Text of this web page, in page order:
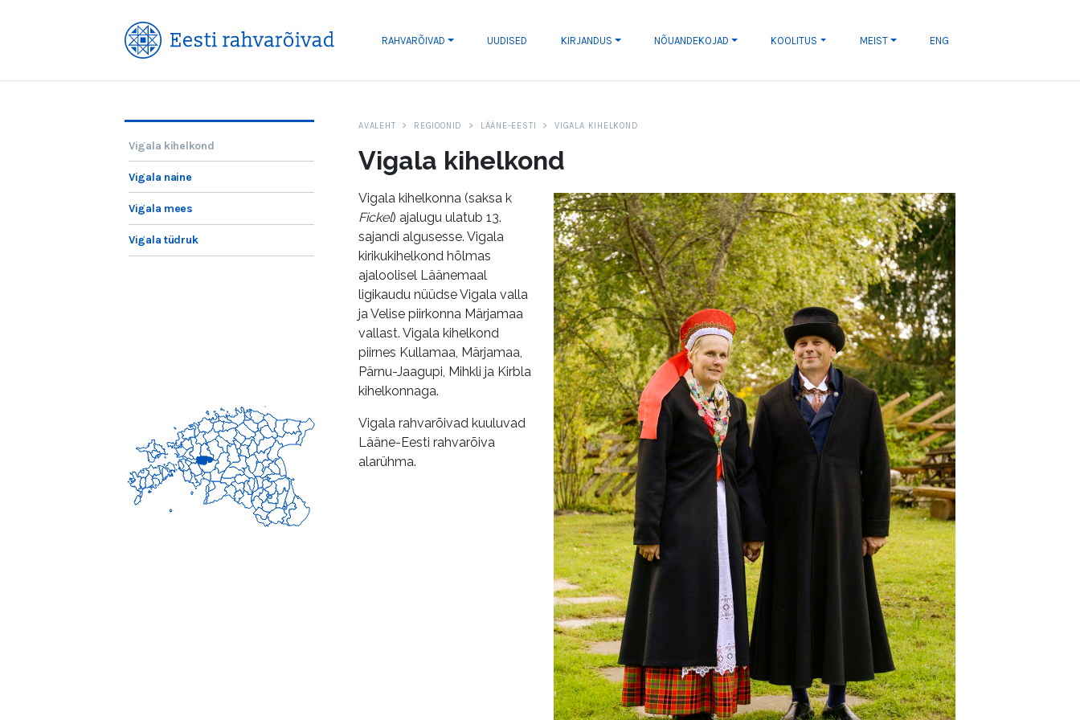
RAHVARÕIVAD UUDISED KIRJANDUS NÕUANDEKOJAD KOOLITUS MEIST ENG
Vigala kihelkond
Vigala naine
Vigala mees
Vigala tüdruk
AVALEHT REGIOONID LÄÄNE-EESTI VIGALA KIHELKOND
Vigala kihelkond
Vigala kihelkonna (saksa k
Fickel) ajalugu ulatub 13.
sajandi algusesse. Vigala
kirikukihelkond hõlmas
ajaloolisel Läänemaal
ligikaudu nüüdse Vigala valla
ja Velise piirkonna Märjamaa
vallast. Vigala kihelkond
piirnes Kullamaa, Märjamaa,
Pärnu-Jaagupi, Mihkli ja Kirbla
kihelkonnaga.
Vigala rahvarõivad kuuluvad
Lääne-Eesti rahvarõiva
alarühma.